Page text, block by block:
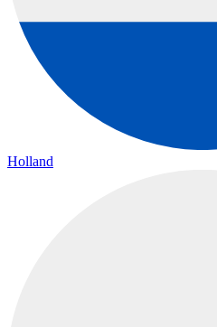
Holland